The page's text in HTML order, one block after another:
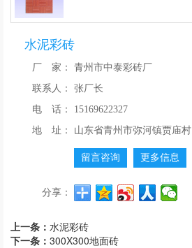
水泥彩砖
厂 家：
青州市中泰彩砖厂
联系人：
张厂长
电 话：
15169622327
地 址：
山东省青州市弥河镇贾庙村
留言咨询 更多信息
分享：
上一条：水泥彩砖
下一条：300X300地面砖